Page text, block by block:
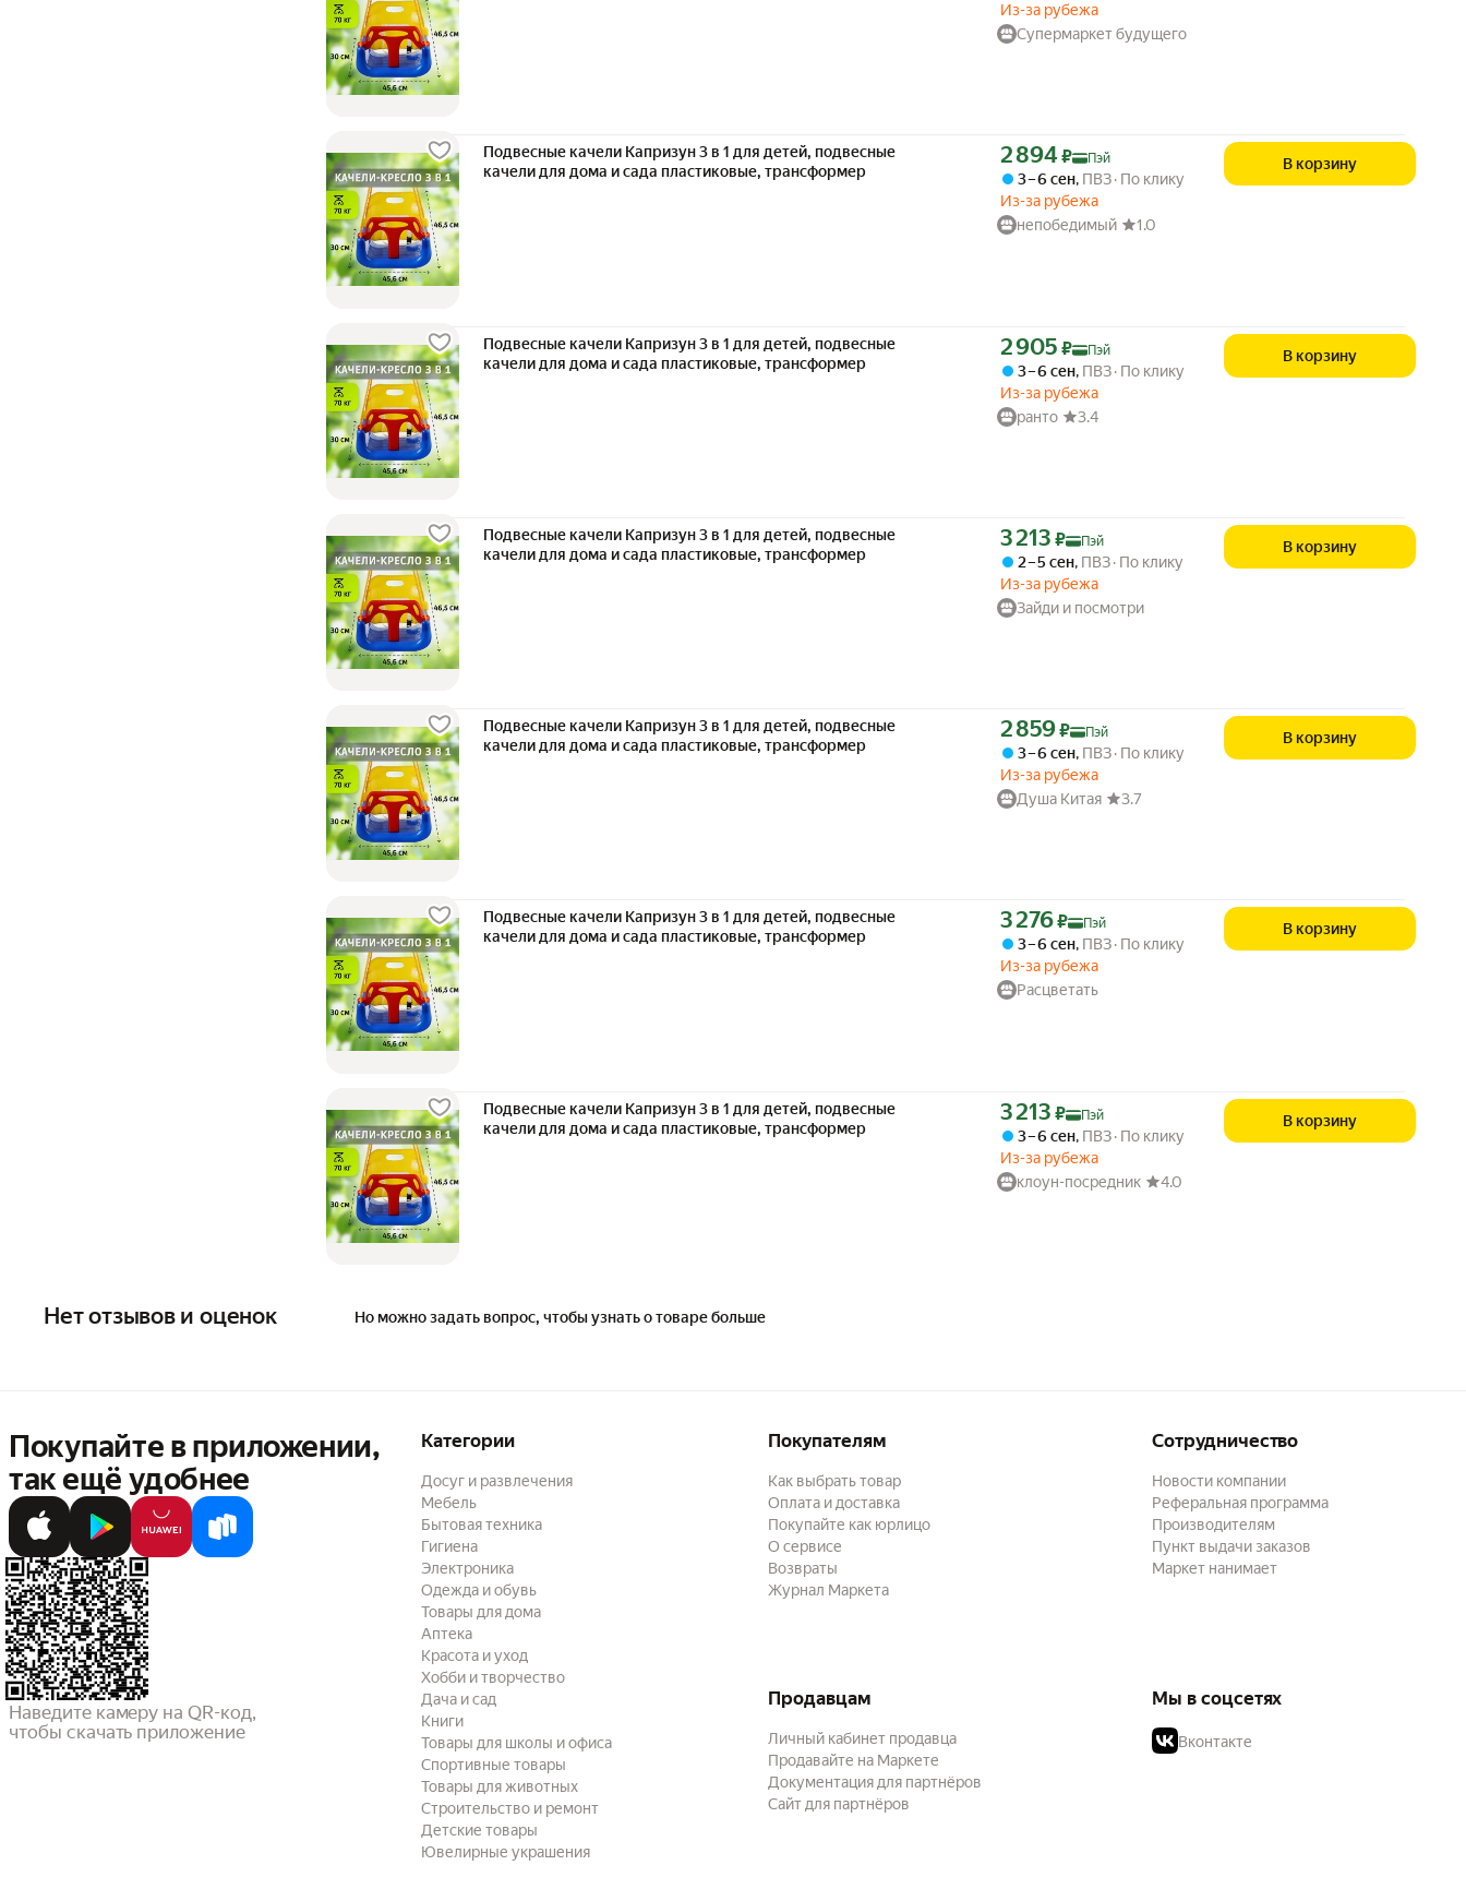
Из-за рубежа
Супермаркет будущего
Подвесные качели Капризун 3 в 1 для детей, подвесные
качели для дома и сада пластиковые, трансформер
Цена с картой Яндекс Пэй 2894 ₽ вместо
2 894 ₽ Пэй
3 – 6 сен, ПВЗ По клику
Из-за рубежа
непобедимый
1.0
В корзину
Подвесные качели Капризун 3 в 1 для детей, подвесные
качели для дома и сада пластиковые, трансформер
Цена с картой Яндекс Пэй 2905 ₽ вместо
2 905 ₽ Пэй
3 – 6 сен, ПВЗ По клику
Из-за рубежа
ранто
3.4
В корзину
Подвесные качели Капризун 3 в 1 для детей, подвесные
качели для дома и сада пластиковые, трансформер
Цена с картой Яндекс Пэй 3213 ₽ вместо
3 213 ₽ Пэй
2 – 5 сен, ПВЗ По клику
Из-за рубежа
Зайди и посмотри
В корзину
Подвесные качели Капризун 3 в 1 для детей, подвесные
качели для дома и сада пластиковые, трансформер
Цена с картой Яндекс Пэй 2859 ₽ вместо
2 859₽ Пэй
3 – 6 сен, ПВЗ По клику
Из-за рубежа
Душа Китая
3.7
В корзину
Подвесные качели Капризун 3 в 1 для детей, подвесные
качели для дома и сада пластиковые, трансформер
Цена с картой Яндекс Пэй 3276 ₽ вместо
3 276₽ Пэй
3 – 6 сен, ПВЗ По клику
Из-за рубежа
Расцветать
В корзину
Подвесные качели Капризун 3 в 1 для детей, подвесные
качели для дома и сада пластиковые, трансформер
Цена с картой Яндекс Пэй 3213 ₽ вместо
3 213 ₽ Пэй
3 – 6 сен, ПВЗ По клику
Из-за рубежа
клоун-посредник
4.0
В корзину
Нет отзывов и оценок Но можно задать вопрос, чтобы узнать о товаре больше
Покупайте в приложении,
так ещё удобнее
Наведите камеру на QR-код,
чтобы скачать приложение
Категории
Досуг и развлечения
Мебель
Бытовая техника
Гигиена
Электроника
Одежда и обувь
Товары для дома
Аптека
Красота и уход
Хобби и творчество
Дача и сад
Книги
Товары для школы и офиса
Спортивные товары
Товары для животных
Строительство и ремонт
Детские товары
Ювелирные украшения
Покупателям
Как выбрать товар
Оплата и доставка
Покупайте как юрлицо
О сервисе
Возвраты
Журнал Маркета
Сотрудничество
Новости компании
Реферальная программа
Производителям
Пункт выдачи заказов
Маркет нанимает
Продавцам
Личный кабинет продавца
Продавайте на Маркете
Документация для партнёров
Сайт для партнёров
Мы в соцсетях
Вконтакте